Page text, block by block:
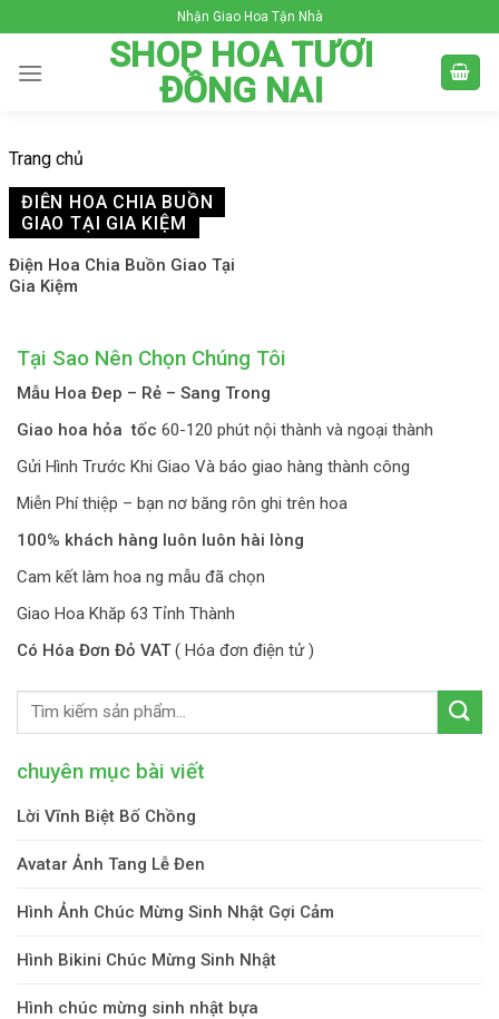
to
content
Nhận Giao Hoa Tận Nhà
SHOP HOA TƯƠI
ĐỒNG NAI
Trang chủ
ĐIỆN HOA CHIA BUỒN
GIAO TẠI GIA KIỆM
Điện Hoa Chia Buồn Giao Tại
Gia Kiệm
Tại Sao Nên Chọn Chúng Tôi
Mẫu Hoa Đep – Rẻ – Sang Trong
Giao hoa hỏa tốc 60-120 phút nội thành và ngoại thành
Gửi Hình Trước Khi Giao Và báo giao hàng thành công
Miễn Phí thiệp – bạn nơ băng rôn ghi trên hoa
100% khách hàng luôn luôn hài lòng
Cam kết làm hoa ng mẫu đã chọn
Giao Hoa Khăp 63 Tỉnh Thành
Có Hóa Đơn Đỏ VAT ( Hóa đơn điện tử )
chuyên mục bài viết
Lời Vĩnh Biệt Bố Chồng
Avatar Ảnh Tang Lễ Đen
Hình Ảnh Chúc Mừng Sinh Nhật Gợi Cảm
Hình Bikini Chúc Mừng Sinh Nhật
Hình chúc mừng sinh nhật bựa